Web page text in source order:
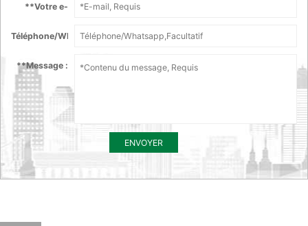
**Votre e-
Téléphone/Whatsapp :
**Message :
ENVOYER